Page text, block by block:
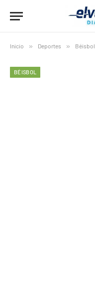
Inicio » Deportes » Béisbol
BÉISBOL